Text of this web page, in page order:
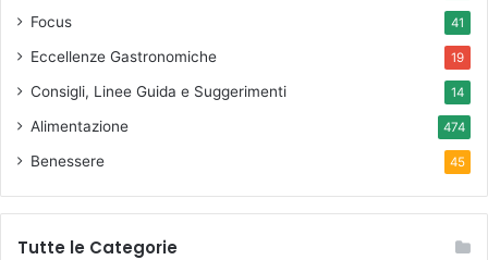
Focus 41
Eccellenze Gastronomiche 19
Consigli, Linee Guida e Suggerimenti 14
Alimentazione 474
Benessere 45
Tutte le Categorie